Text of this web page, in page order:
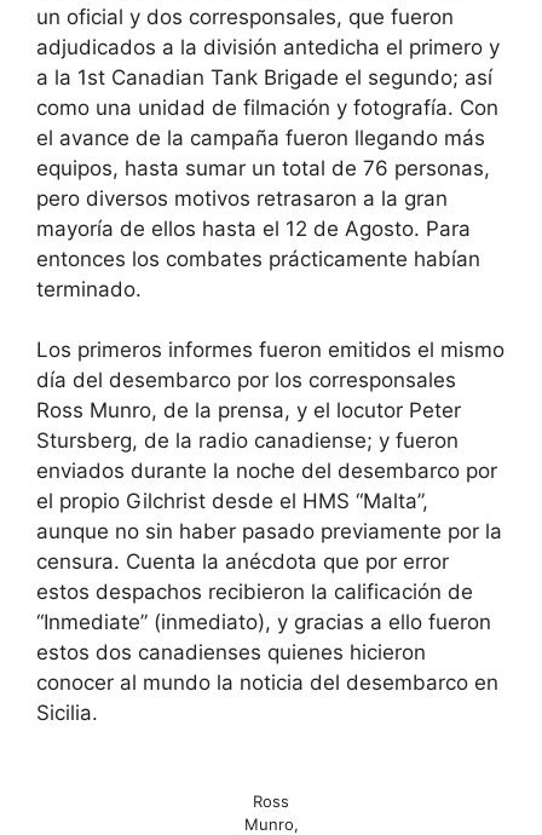
un oficial y dos corresponsales, que fueron
adjudicados a la división antedicha el primero y
a la 1st Canadian Tank Brigade el segundo; así
como una unidad de filmación y fotografía. Con
el avance de la campaña fueron llegando más
equipos, hasta sumar un total de 76 personas,
pero diversos motivos retrasaron a la gran
mayoría de ellos hasta el 12 de Agosto. Para
entonces los combates prácticamente habían
terminado.
Los primeros informes fueron emitidos el mismo
día del desembarco por los corresponsales
Ross Munro, de la prensa, y el locutor Peter
Stursberg, de la radio canadiense; y fueron
enviados durante la noche del desembarco por
el propio Gilchrist desde el HMS “Malta”,
aunque no sin haber pasado previamente por la
censura. Cuenta la anécdota que por error
estos despachos recibieron la calificación de
“Inmediate” (inmediato), y gracias a ello fueron
estos dos canadienses quienes hicieron
conocer al mundo la noticia del desembarco en
Sicilia.
Ross
Munro,